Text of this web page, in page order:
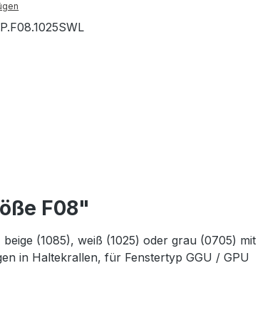
F08"
(1085), weiß (1025) oder grau (0705) mit
in Haltekrallen, für Fenstertyp GGU / GPU